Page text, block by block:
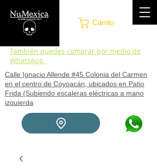
Carrito
También puedes comprar por medio de
WhatsApp
Calle Ignacio Allende #45 Colonia del Carmen
en el centro de Coyoacán, ubicados en Patio
Frida (Subiendo escaleras eléctricas a mano
izquierda